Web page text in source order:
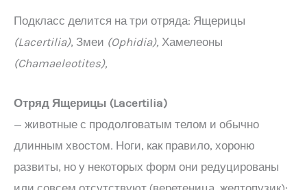
Подкласс делится на три отряда: Ящерицы
(Lacertilia), Змеи (Ophidia), Хамелеоны
(Chamaeleotites),
Отряд Ящерицы (Lacertilia)
— животные с продолговатым телом и обычно
длинным хвостом. Ноги, как правило, хороню
развиты, но у некоторых форм они редуцированы